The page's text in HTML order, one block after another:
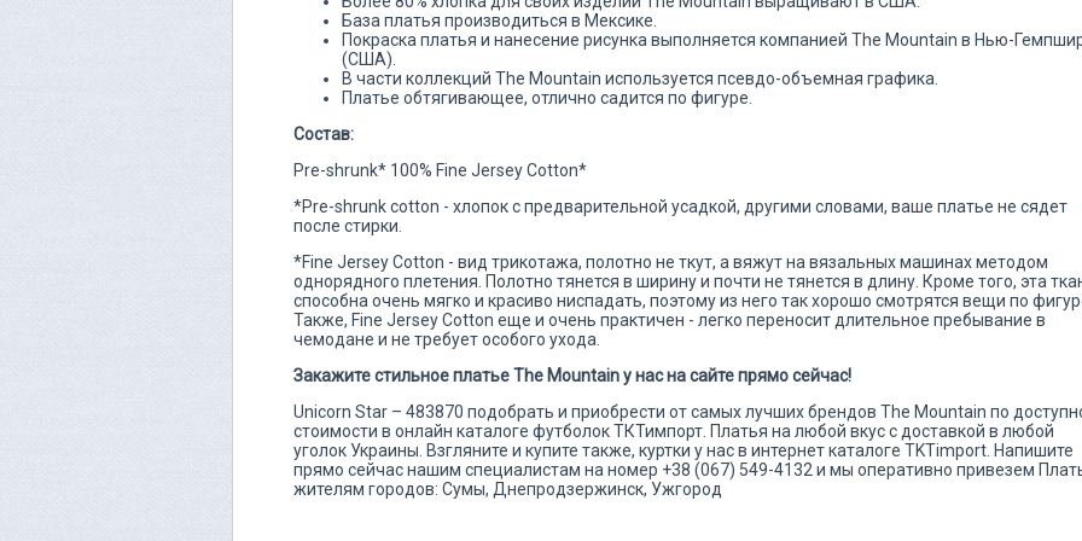
База платья производиться в Мексике.
Покраска платья и нанесение рисунка выполняется компанией The Mountain в Нью-
(США).
В части коллекций The Mountain используется псевдо-объемная графика.
Платье обтягивающее, отлично садится по фигуре.
Состав:
Pre-shrunk* 100% Fine Jersey Cotton*
*Pre-shrunk cotton - хлопок с предварительной усадкой, другими словами, ваше платье не сядет
после стирки.
*Fine Jersey Cotton - вид трикотажа, полотно не ткут, а вяжут на вязальных машинах методом
однорядного плетения. Полотно тянется в ширину и почти не тянется в длину. Кроме того, эта
способна очень мягко и красиво ниспадать, поэтому из него так хорошо смотрятся вещи по
Также, Fine Jersey Cotton еще и очень практичен - легко переносит длительное пребывание в
чемодане и не требует особого ухода.
Закажите стильное платье The Mountain у нас на сайте прямо сейчас!
Unicorn Star – 483870 подобрать и приобрести от самых лучших брендов The Mountain по
стоимости в онлайн каталоге футболок ТКТимпорт. Платья на любой вкус с доставкой в любой
уголок Украины. Взгляните и купите также, куртки у нас в интернет каталоге TKTimport. Напишите
прямо сейчас нашим специалистам на номер +38 (067) 549-4132 и мы оперативно привезем
жителям городов: Сумы, Днепродзержинск, Ужгород